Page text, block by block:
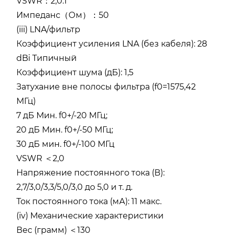
Импеданс（Ом）：50
(iii) LNA/фильтр
Коэффициент усиления LNA (без кабеля): 28
dBi Типичный
Коэффициент шума (дБ): 1,5
Затухание вне полосы фильтра (f0=1575,42
МГц)
7 дБ Мин. f0+/-20 МГц;
20 дБ Мин. f0+/-50 МГц;
30 дБ мин. f0+/-100 МГц
VSWR ＜2,0
Напряжение постоянного тока (В):
2,7/3,0/3,3/5,0/3,0 до 5,0 и т. д.
Ток постоянного тока (мА): 11 макс.
(iv) Механические характеристики
Вес (грамм) ＜130